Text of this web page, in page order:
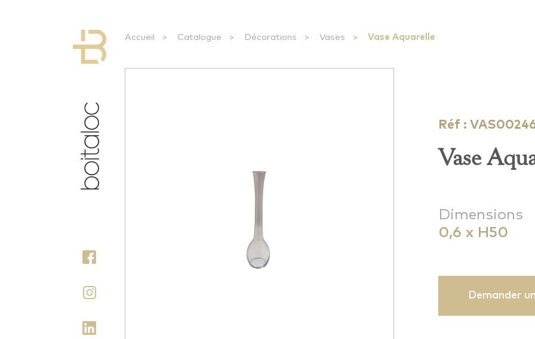
Accueil > Catalogue > Décorations > Vases > Vase Aquarelle
Réf :
Vase
Dimensions
0,6 x H50
Demander